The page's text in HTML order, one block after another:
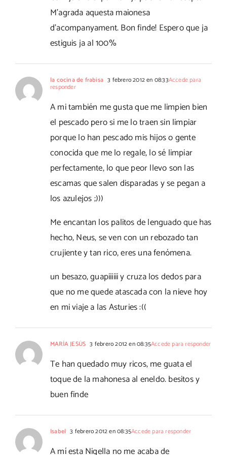
M'agrada aquesta maionesa
d'acompanyament. Bon finde! Espero que ja
estiguis ja al 100%
la cocina de frabisa 3 febrero 2012 en 08:33Accede para
responder
A mi también me gusta que me limpien bien
el pescado pero si me lo traen sin limpiar
porque lo han pescado mis hijos o gente
conocida que me lo regale, lo sé limpiar
perfectamente, lo que peor llevo son las
escamas que salen disparadas y se pegan a
los azulejos ;)))
Me encantan los palitos de lenguado que has
hecho, Neus, se ven con un rebozado tan
crujiente y tan rico, eres una fenómena.
un besazo, guapiiiiii y cruza los dedos para
que no me quede atascada con la nieve hoy
en mi viaje a las Asturies :((
MARÍA JESÚS 3 febrero 2012 en 08:35Accede para responder
Te han quedado muy ricos, me guata el
toque de la mahonesa al eneldo. besitos y
buen finde
Isabel 3 febrero 2012 en 08:35Accede para responder
A mí esta Nigella no me acaba de